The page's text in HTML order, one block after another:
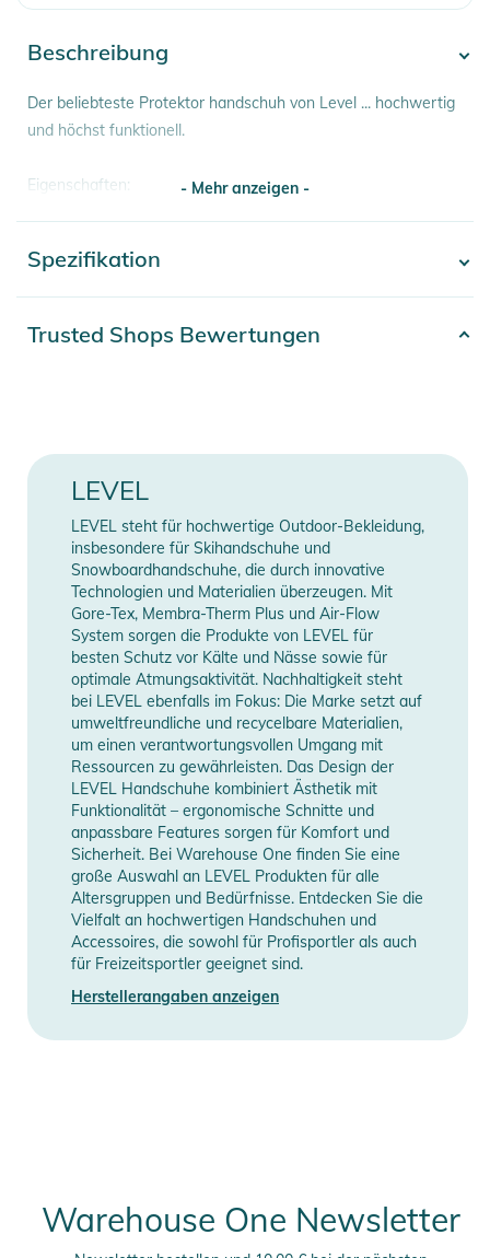
Beschreibung
Der beliebteste Protektor handschuh von Level ... hochwertig
und höchst funktionell.
Eigenschaften:
- Ultranet Sint
- Abnehmbare Leine
konzipierten Luftaustauscher auf der Oberfläche der
- Nose Cleaner aus Spezialgewebe am Daumen
- Cord Lock Schoeller-Kevlar. Hierbei handelt es sich um das
- Long Cuff. Verhindert Eindringen von Schnee in den
Handschuh
- Fit: Relaxed
- Membrane: Membra-Therm Plus. Wasserbeständig und sehr
atmungsaktiv
- Insulation: Fleece
- Technologie: Biomex Protection System. Entstanden aus der
engen Zusammenarbeit zwischen Snowboard Pros,
Medizinern und BiomechanikernMembrane: Membra-Therm
Plus. Wasserbeständig und sehr atmungsaktiv
- Insulation: Fleece
- Technologie: Biomex Protection System. Entstanden aus der
engen Zusammenarbeit zwischen Snowboard Pros,
Medizinern und Biomechanikern
Produktinformationen und
Sicherheitshinweise
finden Sie direkt am Produkt.
- Mehr anzeigen -
Spezifikation
Material
Gender Men
Farbe black
Feature Protektor
Protektor-Typ Hand
Manufacturer
Information
Herstellerangaben anzeigen
Trusted Shops Bewertungen
LEVEL
LEVEL steht für hochwertige Outdoor-Bekleidung,
insbesondere für Skihandschuhe und
Snowboardhandschuhe, die durch innovative
Technologien und Materialien überzeugen. Mit
Gore-Tex, Membra-Therm Plus und Air-Flow
System sorgen die Produkte von LEVEL für
besten Schutz vor Kälte und Nässe sowie für
optimale Atmungsaktivität. Nachhaltigkeit steht
bei LEVEL ebenfalls im Fokus: Die Marke setzt auf
umweltfreundliche und recycelbare Materialien,
um einen verantwortungsvollen Umgang mit
Ressourcen zu gewährleisten. Das Design der
LEVEL Handschuhe kombiniert Ästhetik mit
Funktionalität – ergonomische Schnitte und
anpassbare Features sorgen für Komfort und
Sicherheit. Bei Warehouse One finden Sie eine
große Auswahl an LEVEL Produkten für alle
Altersgruppen und Bedürfnisse. Entdecken Sie die
Vielfalt an hochwertigen Handschuhen und
Accessoires, die sowohl für Profisportler als auch
für Freizeitsportler geeignet sind.
Herstellerangaben anzeigen
Warehouse One Newsletter